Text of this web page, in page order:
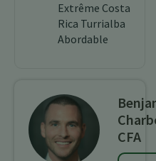
Extrême Costa
Rica Turrialba
Abordable
CFA